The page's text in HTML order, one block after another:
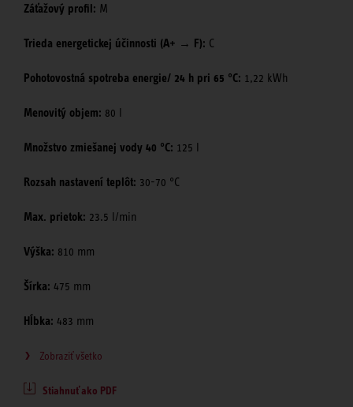
Záťažový profil: M
Trieda energetickej účinnosti (A+ → F): C
Pohotovostná spotreba energie/ 24 h pri 65 °C: 1,22 kWh
Menovitý objem: 80 l
Množstvo zmiešanej vody 40 °C: 125 l
Rozsah nastavení teplôt: 30-70 °C
Max. prietok: 23.5 l/min
Výška: 810 mm
Šírka: 475 mm
Hĺbka: 483 mm
Zobraziť všetko
Stiahnuť ako PDF